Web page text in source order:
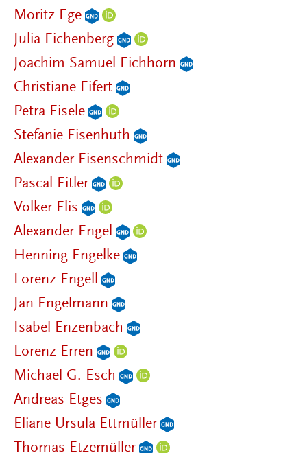
Moritz Ege
Julia Eichenberg
Joachim Samuel Eichhorn
Christiane Eifert
Petra Eisele
Stefanie Eisenhuth
Alexander Eisenschmidt
Pascal Eitler
Volker Elis
Alexander Engel
Henning Engelke
Lorenz Engell
Jan Engelmann
Isabel Enzenbach
Lorenz Erren
Michael G. Esch
Andreas Etges
Eliane Ursula Ettmüller
Thomas Etzemüller